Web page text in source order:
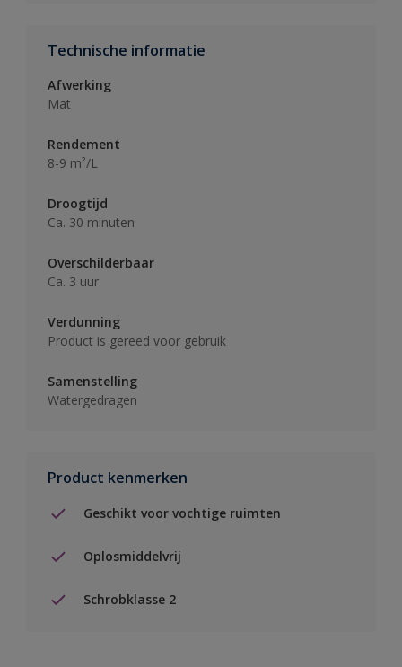
Technische informatie
Afwerking
Mat
Rendement
8-9 m²/L
Droogtijd
Ca. 30 minuten
Overschilderbaar
Ca. 3 uur
Verdunning
Product is gereed voor gebruik
Samenstelling
Watergedragen
Product kenmerken
Geschikt voor vochtige ruimten
Oplosmiddelvrij
Schrobklasse 2